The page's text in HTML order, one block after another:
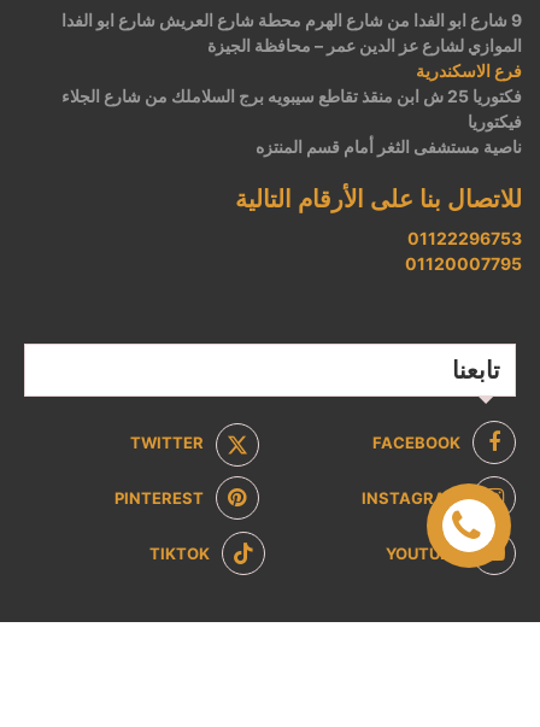
9 شارع ابو الفدا من شارع الهرم محطة شارع العريش شارع ابو الفدا
الموازي لشارع عز الدين عمر – محافظة الجيزة
فرع الاسكندرية
فكتوريا 25 ش ابن منقذ تقاطع سيبويه برج السلاملك من شارع الجلاء
فيكتوريا
ناصية مستشفى الثغر أمام قسم المنتزه
للاتصال بنا على الأرقام التالية
01122296753
01120007795
تابعنا
FACEBOOK
TWITTER
INSTAGRAM
PINTEREST
YOUTUBE
TIKTOK